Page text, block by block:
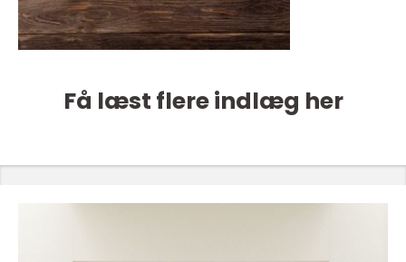
Få læst flere indlæg her